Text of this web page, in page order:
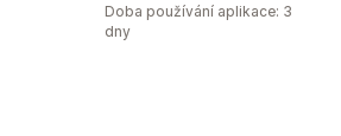
Doba používání aplikace: 3
dny